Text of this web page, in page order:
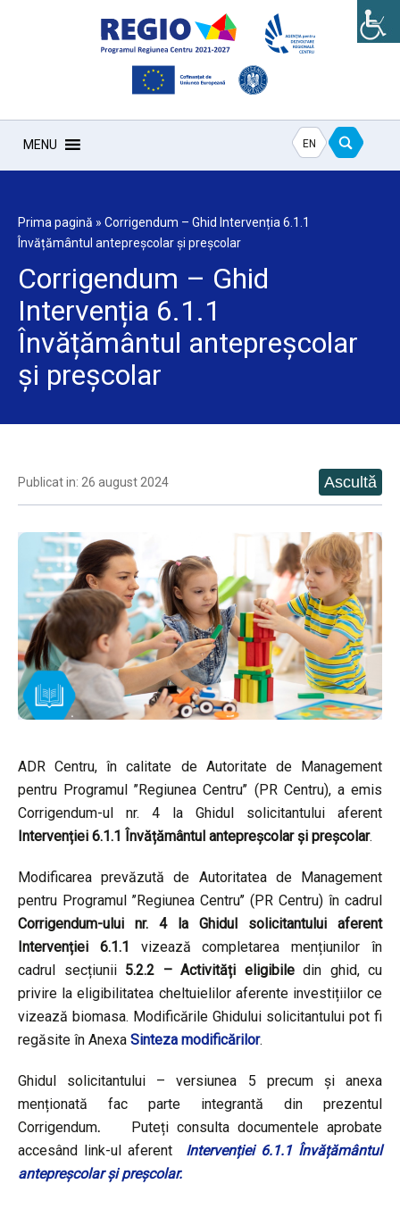
MENU EN
Prima pagină » Corrigendum – Ghid Intervenția 6.1.1
Învățământul antepreșcolar și preșcolar
Corrigendum – Ghid
Intervenția 6.1.1
Învățământul antepreșcolar
și preșcolar
Publicat in: 26 august 2024
ADR Centru, în calitate de Autoritate de Management
pentru Programul ’’Regiunea Centru’’ (PR Centru), a emis
Corrigendum-ul nr. 4 la Ghidul solicitantului aferent
Intervenției 6.1.1 Învățământul antepreșcolar și preșcolar.
Modificarea prevăzută de Autoritatea de Management
pentru Programul ’’Regiunea Centru’’ (PR Centru) în cadrul
Corrigendum-ului nr. 4 la Ghidul solicitantului aferent
Intervenției 6.1.1 vizează completarea mențiunilor în
cadrul secțiunii5.2.2 – Activități eligibiledin ghid, cu
privire la eligibilitatea cheltuielilor aferente investițiilor ce
vizează biomasa. Modificările Ghidului solicitantului pot fi
regăsite în Anexa Sinteza modificărilor.
Ghidul solicitantului – versiunea 5 precum și anexa
menționată fac parte integrantă din prezentul
Corrigendum. Puteți consulta documentele aprobate
accesând link-ul aferent
Intervenției 6.1.1 Învățământul
antepreșcolar și preșcolar.